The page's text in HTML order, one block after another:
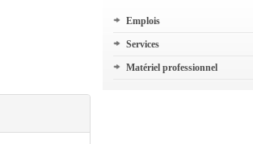
Emplois
Services
Matériel professionnel